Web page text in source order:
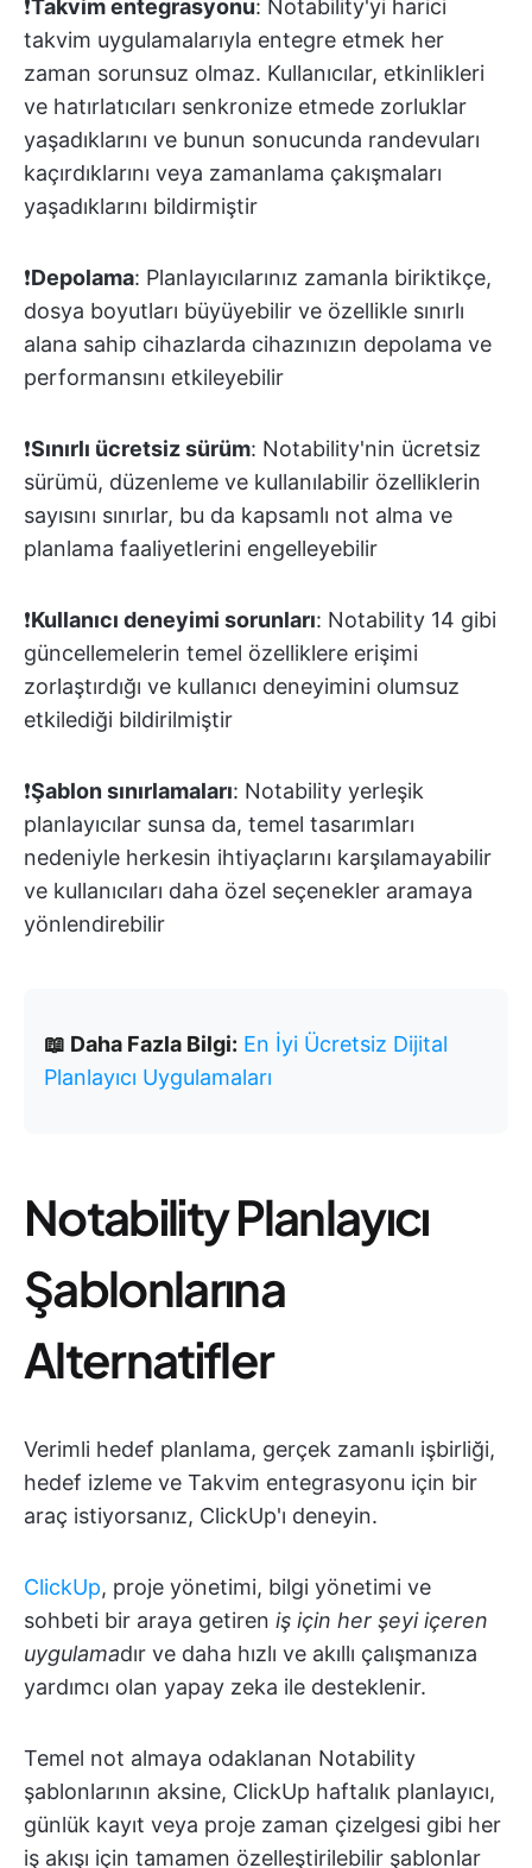
❗️Takvim entegrasyonu: Notability'yi harici
takvim uygulamalarıyla entegre etmek her
zaman sorunsuz olmaz. Kullanıcılar, etkinlikleri
ve hatırlatıcıları senkronize etmede zorluklar
yaşadıklarını ve bunun sonucunda randevuları
kaçırdıklarını veya zamanlama çakışmaları
yaşadıklarını bildirmiştir
❗️Depolama: Planlayıcılarınız zamanla biriktikçe,
dosya boyutları büyüyebilir ve özellikle sınırlı
alana sahip cihazlarda cihazınızın depolama ve
performansını etkileyebilir
❗️Sınırlı ücretsiz sürüm: Notability'nin ücretsiz
sürümü, düzenleme ve kullanılabilir özelliklerin
sayısını sınırlar, bu da kapsamlı not alma ve
planlama faaliyetlerini engelleyebilir
❗️Kullanıcı deneyimi sorunları: Notability 14 gibi
güncellemelerin temel özelliklere erişimi
zorlaştırdığı ve kullanıcı deneyimini olumsuz
etkilediği bildirilmiştir
❗️Şablon sınırlamaları: Notability yerleşik
planlayıcılar sunsa da, temel tasarımları
nedeniyle herkesin ihtiyaçlarını karşılamayabilir
ve kullanıcıları daha özel seçenekler aramaya
yönlendirebilir
📖 Daha Fazla Bilgi: En İyi Ücretsiz Dijital
Planlayıcı Uygulamaları
Notability Planlayıcı
Şablonlarına
Alternatifler
Verimli hedef planlama, gerçek zamanlı işbirliği,
hedef izleme ve Takvim entegrasyonu için bir
araç istiyorsanız, ClickUp'ı deneyin.
ClickUp, proje yönetimi, bilgi yönetimi ve
sohbeti bir araya getiren iş için her şeyi içeren
uygulamadır ve daha hızlı ve akıllı çalışmanıza
yardımcı olan yapay zeka ile desteklenir.
Temel not almaya odaklanan Notability
şablonlarının aksine, ClickUp haftalık planlayıcı,
günlük kayıt veya proje zaman çizelgesi gibi her
iş akışı için tamamen özelleştirilebilir şablonlar